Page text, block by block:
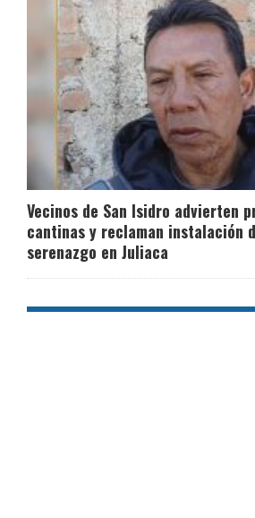
Vecinos de San Isidro advierten
cantinas y reclaman instalación
serenazgo en Juliaca